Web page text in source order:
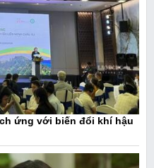
ứng với biến đổi khí hậu